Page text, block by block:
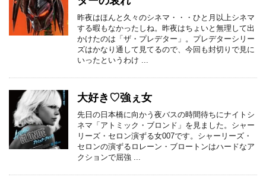
昨夜はほんと久々のシネマ・・・ひと月以上シネマ
する暇もなかったしね。昨夜はちょいと無理して出
かけたのは「ザ・プレデター」。プレデターシリー
ズはかなり通して見てるので、今回も封切りで見に
いったというわけ ...
大好き♡強ぇ女
先日の日本橋に向かう夜バスの時間待ちにナイトシ
ネマ「アトミック・ブロンド」を見ました。シャー
リーズ・セロン演ずる女007です。シャーリーズ・
セロンの演ずるロレーン・ブロートンはハードなア
クションで屈強 ...